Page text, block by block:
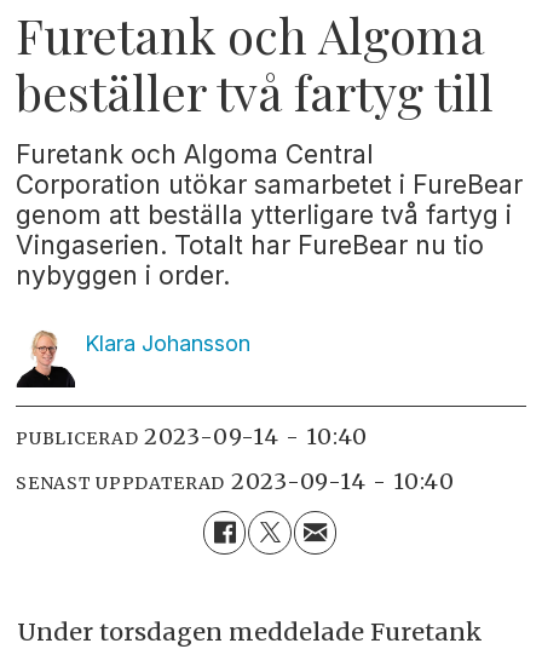
Furetank och Algoma
beställer två fartyg till
Furetank och Algoma Central
Corporation utökar samarbetet i FureBear
genom att beställa ytterligare två fartyg i
Vingaserien. Totalt har FureBear nu tio
nybyggen i order.
Klara Johansson
PUBLICERAD 2023-09-14 - 10:40
SENAST UPPDATERAD 2023-09-14 - 10:40
Under torsdagen meddelade Furetank